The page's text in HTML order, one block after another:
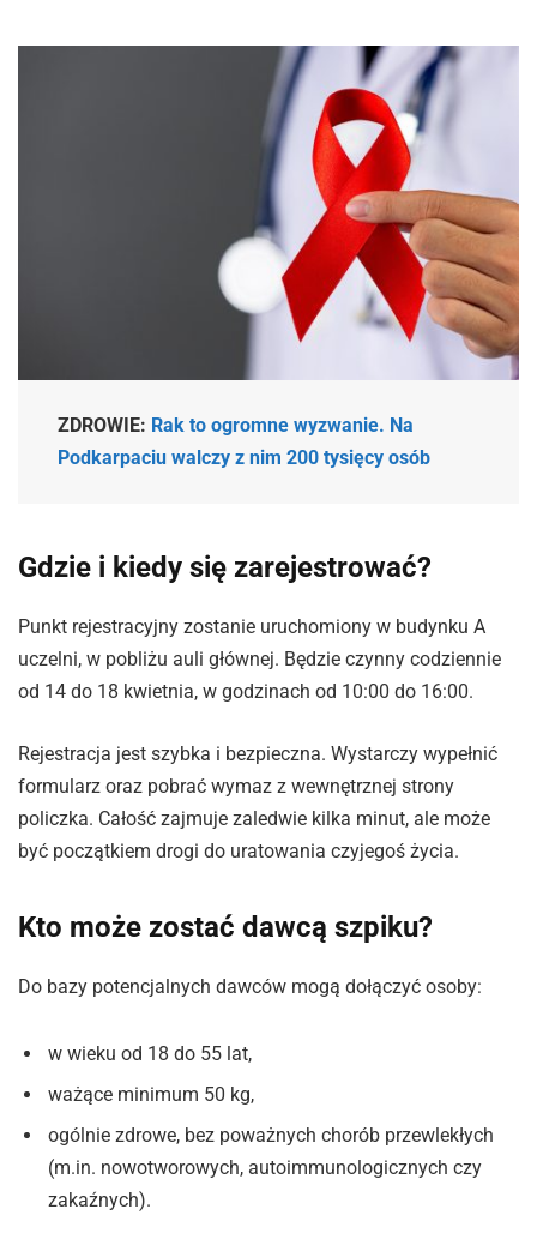
ZDROWIE: Rak to ogromne wyzwanie. Na
Podkarpaciu walczy z nim 200 tysięcy osób
Gdzie i kiedy się zarejestrować?
Punkt rejestracyjny zostanie uruchomiony w budynku A
uczelni, w pobliżu auli głównej. Będzie czynny codziennie
od 14 do 18 kwietnia, w godzinach od 10:00 do 16:00.
Rejestracja jest szybka i bezpieczna. Wystarczy wypełnić
formularz oraz pobrać wymaz z wewnętrznej strony
policzka. Całość zajmuje zaledwie kilka minut, ale może
być początkiem drogi do uratowania czyjegoś życia.
Kto może zostać dawcą szpiku?
Do bazy potencjalnych dawców mogą dołączyć osoby:
w wieku od 18 do 55 lat,
ważące minimum 50 kg,
ogólnie zdrowe, bez poważnych chorób przewlekłych
(m.in. nowotworowych, autoimmunologicznych czy
zakaźnych).